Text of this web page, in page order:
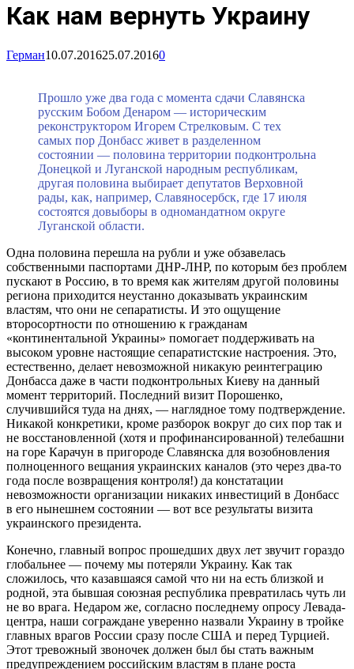
Как нам вернуть Украину
Герман10.07.201625.07.20160
Прошло уже два года с момента сдачи Славянска
русским Бобом Денаром — историческим
реконструктором Игорем Стрелковым. С тех
самых пор Донбасс живет в разделенном
состоянии — половина территории подконтрольна
Донецкой и Луганской народным республикам,
другая половина выбирает депутатов Верховной
рады, как, например, Славяносербск, где 17 июля
состоятся довыборы в одномандатном округе
Луганской области.
Одна половина перешла на рубли и уже обзавелась
собственными паспортами ДНР-ЛНР, по которым без проблем
пускают в Россию, в то время как жителям другой половины
региона приходится неустанно доказывать украинским
властям, что они не сепаратисты. И это ощущение
второсортности по отношению к гражданам
«континентальной Украины» помогает поддерживать на
высоком уровне настоящие сепаратистские настроения. Это,
естественно, делает невозможной никакую реинтеграцию
Донбасса даже в части подконтрольных Киеву на данный
момент территорий. Последний визит Порошенко,
случившийся туда на днях, — наглядное тому подтверждение.
Никакой конкретики, кроме разборок вокруг до сих пор так и
не восстановленной (хотя и профинансированной) телебашни
на горе Карачун в пригороде Славянска для возобновления
полноценного вещания украинских каналов (это через два-то
года после возвращения контроля!) да констатации
невозможности организации никаких инвестиций в Донбасс
в его нынешнем состоянии — вот все результаты визита
украинского президента.
Конечно, главный вопрос прошедших двух лет звучит гораздо
глобальнее — почему мы потеряли Украину. Как так
сложилось, что казавшаяся самой что ни на есть близкой и
родной, эта бывшая союзная республика превратилась чуть ли
не во врага. Недаром же, согласно последнему опросу Левада-
центра, наши сограждане уверенно назвали Украину в тройке
главных врагов России сразу после США и перед Турцией.
Этот тревожный звоночек должен был бы стать важным
предупреждением российским властям в плане роста